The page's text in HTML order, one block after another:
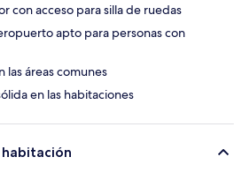
con acceso para silla de ruedas
apto para personas con
las áreas comunes
en las habitaciones